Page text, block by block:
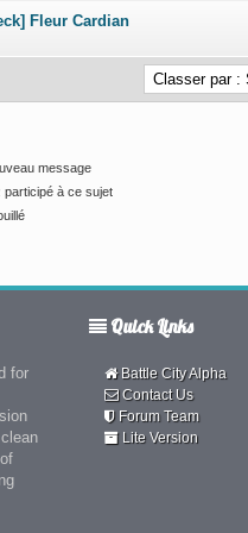
Fleur Cardian
5
message
participé à ce sujet
for
Quick Links
Battle City Alpha
Contact Us
Forum Team
Lite Version